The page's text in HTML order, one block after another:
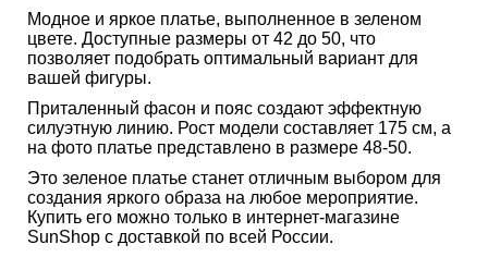
Модное и яркое платье, выполненное в зеленом
цвете. Доступные размеры от 42 до 50, что
позволяет подобрать оптимальный вариант для
вашей фигуры.
Приталенный фасон и пояс создают эффектную
силуэтную линию. Рост модели составляет 175 см, а
на фото платье представлено в размере 48-50.
Это зеленое платье станет отличным выбором для
создания яркого образа на любое мероприятие.
Купить его можно только в интернет-магазине
SunShop с доставкой по всей России.